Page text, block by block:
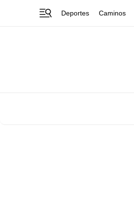
Deportes Caminos